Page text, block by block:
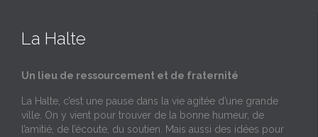
La Halte
Un lieu de ressourcement et de fraternité
La Halte, c’est une pause dans la vie agitée d’une grande
ville. On y vient pour trouver de la bonne humeur, de
l’amitié, de l’écoute, du soutien. Mais aussi des idées pour